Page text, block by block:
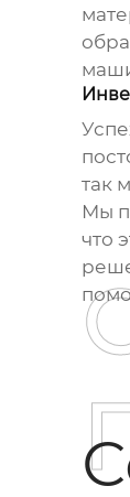
так
Мы
что